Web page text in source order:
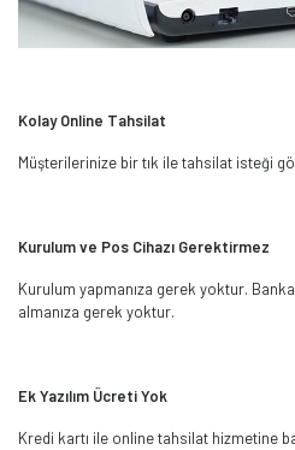
Kolay Online Tahsilat
Müşterilerinize bir tık ile tahsilat isteği
Kurulum ve Pos Cihazı Gerektirmez
Kurulum yapmanıza gerek yoktur.
almanıza gerek yoktur.
Ek Yazılım Ücreti Yok
Kredi kartı ile online tahsilat hizmetine